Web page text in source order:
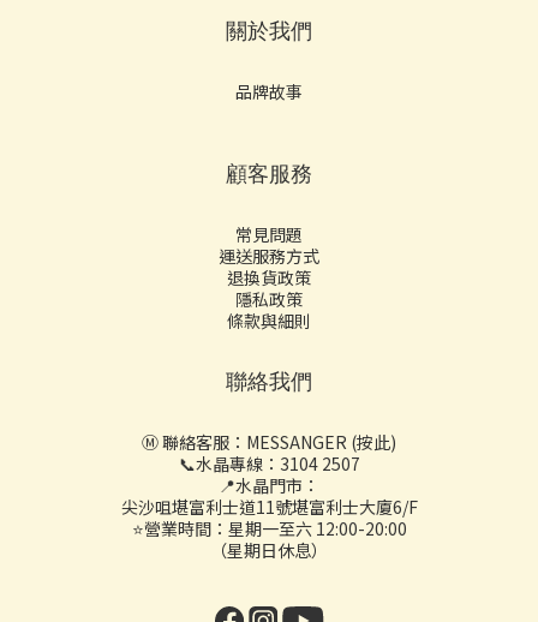
關於我們
品牌故事
顧客服務
常見問題
運送服務方式
退換貨政策
隱私政策
條款與細則
聯絡我們
Ⓜ️ 聯絡客服： MESSANGER (按此)
📞水晶專線：3104 2507
📍水晶門市：
尖沙咀堪富利士道11號堪富利士大廈6/F
⭐營業時間：星期一至六 12:00-20:00
（星期日休息）